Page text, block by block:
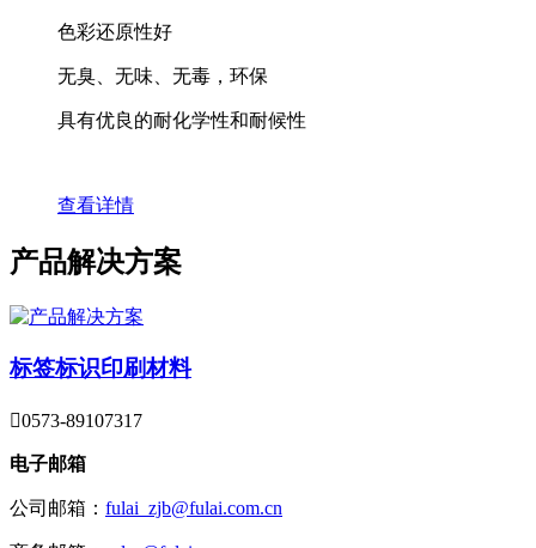
色彩还原性好
无臭、无味、无毒，环保
具有优良的耐化学性和耐候性
查看详情
产品解决方案
标签标识印刷材料
0573-89107317
电子邮箱
公司邮箱： fulai_zjb@fulai.com.cn